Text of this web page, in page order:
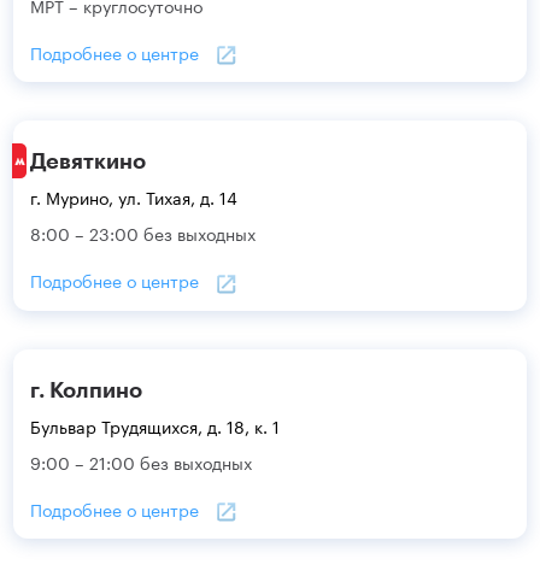
Подробнее о центре
Девяткино
г. Мурино, ул. Тихая, д. 14
8:00 – 23:00 без выходных
Подробнее о центре
г. Колпино
Бульвар Трудящихся, д. 18, к. 1
9:00 – 21:00 без выходных
Подробнее о центре